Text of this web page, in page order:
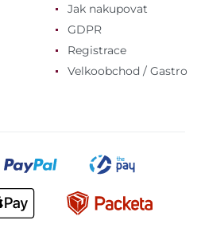
Jak nakupovat
GDPR
Registrace
Velkoobchod / Gastro